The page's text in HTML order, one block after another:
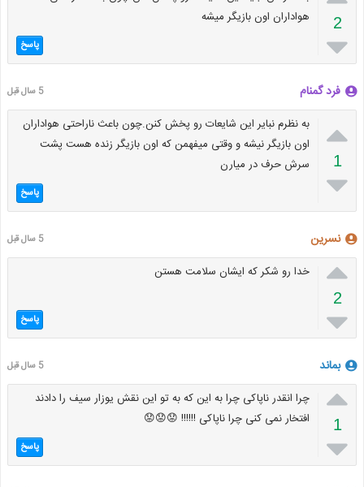
2

هواداران اون بازیگر میشه
پاسخ
فرد گمنام 5 سال قبل

1

به نظرم نبایر این شایعات رو پخش کنن.چون باعث ناراحتی هواداران
اون بازیگر نیشه و وقتی میفهمن که اون بازیگر زنده هست پشت
سرش حرف در میارن
پاسخ
نسرین 5 سال قبل

2

خدا رو شکر که ایشان سلامت هستن
پاسخ
بماند 5 سال قبل

1

چرا انقدر ناپاکی چرا به این که به تو این نقش یوزار سیف را دادند
افتخار نمی کنی چرا ناپاکی !!!!!! 😟😟😟
پاسخ